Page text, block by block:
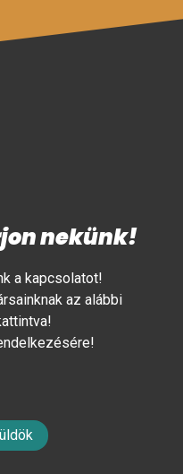
nekünk!
a kapcsolatot!
az alábbi